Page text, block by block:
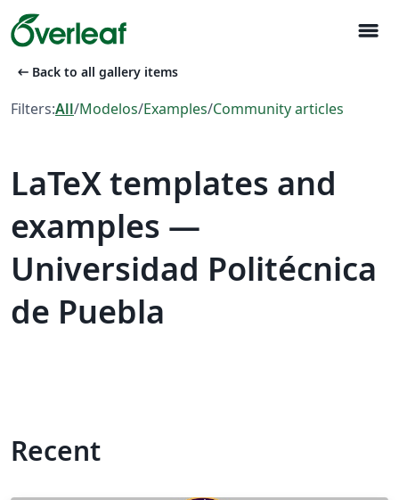
menu
arrow_left_alt Back to all gallery items
Filters:All/Modelos/Examples/Community articles
LaTeX templates and
examples —
Universidad Politécnica
de Puebla
Recent